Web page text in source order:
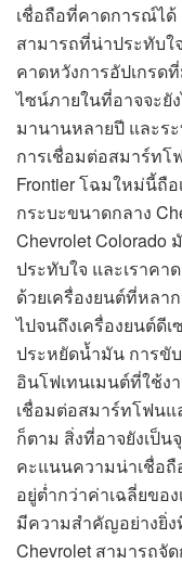
เชื่อถือที่คาดการณ์ได้
สามารถที่น่าประทับใ
คาดหวังการอัปเกรด
ไซน์ภายในที่อาจจะยั
มานานหลายปี และร
การเชื่อมต่อสมาร์ทโ
Frontier โฉมใหม่นี้ถื
กระบะขนาดกลาง
Chevrolet Colorado
ประทับใจ และเราคา
ด้วยเครื่องยนต์ที่หลา
ไปจนถึงเครื่องยนต์ดี
ประหยัดน้ำมัน การขั
อินโฟเทนเมนต์ที่ใช้ง
เชื่อมต่อสมาร์ทโฟนแ
ก็ตาม สิ่งที่อาจยังเป็
คะแนนความน่าเชื่อ
อยู่ต่ำกว่าค่าเฉลี่ยขอ
มีความสำคัญอย่างยิ่
Chevrolet สามารถจั